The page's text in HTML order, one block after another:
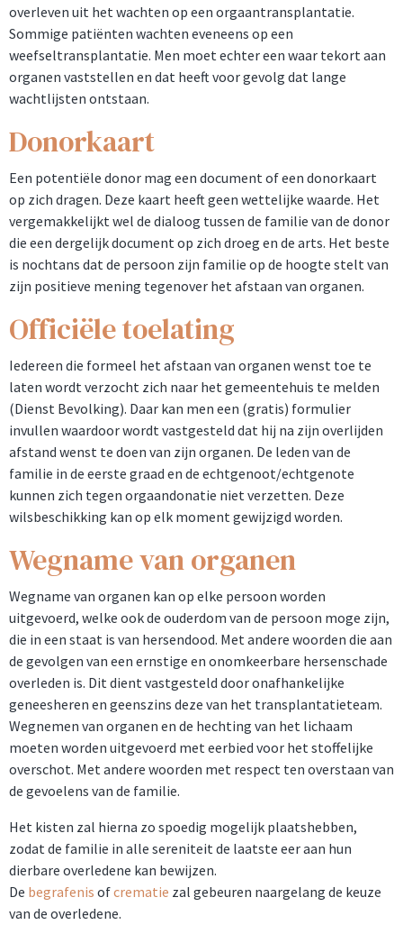
overleven uit het wachten op een orgaantransplantatie.
Sommige patiënten wachten eveneens op een
weefseltransplantatie. Men moet echter een waar tekort aan
organen vaststellen en dat heeft voor gevolg dat lange
wachtlijsten ontstaan.
Donorkaart
Een potentiële donor mag een document of een donorkaart
op zich dragen. Deze kaart heeft geen wettelijke waarde. Het
vergemakkelijkt wel de dialoog tussen de familie van de donor
die een dergelijk document op zich droeg en de arts. Het beste
is nochtans dat de persoon zijn familie op de hoogte stelt van
zijn positieve mening tegenover het afstaan van organen.
Officiële toelating
Iedereen die formeel het afstaan van organen wenst toe te
laten wordt verzocht zich naar het gemeentehuis te melden
(Dienst Bevolking). Daar kan men een (gratis) formulier
invullen waardoor wordt vastgesteld dat hij na zijn overlijden
afstand wenst te doen van zijn organen. De leden van de
familie in de eerste graad en de echtgenoot/echtgenote
kunnen zich tegen orgaandonatie niet verzetten. Deze
wilsbeschikking kan op elk moment gewijzigd worden.
Wegname van organen
Wegname van organen kan op elke persoon worden
uitgevoerd, welke ook de ouderdom van de persoon moge zijn,
die in een staat is van hersendood. Met andere woorden die aan
de gevolgen van een ernstige en onomkeerbare hersenschade
overleden is. Dit dient vastgesteld door onafhankelijke
geneesheren en geenszins deze van het transplantatieteam.
Wegnemen van organen en de hechting van het lichaam
moeten worden uitgevoerd met eerbied voor het stoffelijke
overschot. Met andere woorden met respect ten overstaan van
de gevoelens van de familie.
Het kisten zal hierna zo spoedig mogelijk plaatshebben,
zodat de familie in alle sereniteit de laatste eer aan hun
dierbare overledene kan bewijzen.
De begrafenis ofcrematie zal gebeuren naargelang de keuze
van de overledene.